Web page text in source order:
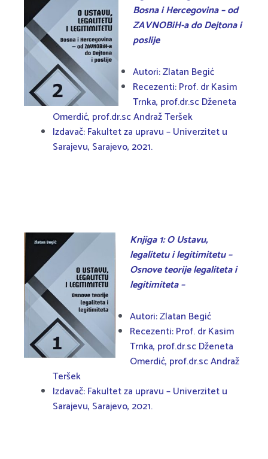
Bosna i Hercegovina – od
ZAVNOBiH-a do Dejtona i
poslije
Autori: Zlatan Begić
Recezenti: Prof. dr Kasim
Trnka, prof.dr.sc Dženeta
Omerdić, prof.dr.sc Andraž Teršek
Izdavač: Fakultet za upravu – Univerzitet u
Sarajevu, Sarajevo, 2021.
Knjiga 1: O Ustavu,
legalitetu i legitimitetu –
Osnove teorije legaliteta i
legitimiteta –
Autori: Zlatan Begić
Recezenti: Prof. dr Kasim
Trnka, prof.dr.sc Dženeta
Omerdić, prof.dr.sc Andraž
Teršek
Izdavač: Fakultet za upravu – Univerzitet u
Sarajevu, Sarajevo, 2021.